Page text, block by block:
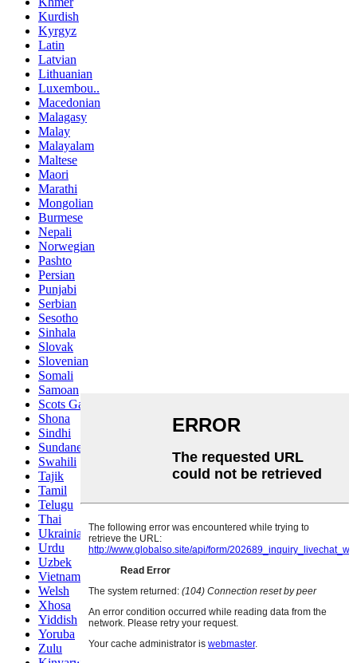
Kurdish
Kyrgyz
Latin
Latvian
Lithuanian
Luxembou..
Macedonian
Malagasy
Malay
Malayalam
Maltese
Maori
Marathi
Mongolian
Burmese
Nepali
Norwegian
Pashto
Persian
Punjabi
Serbian
Sesotho
Sinhala
Slovak
Slovenian
Somali
Samoan
Scots Gaelic
Shona
Sindhi
Sundanese
Swahili
Tajik
Tamil
Telugu
Thai
Ukrainian
Urdu
Uzbek
Vietnamese
Welsh
Xhosa
Yiddish
Yoruba
Zulu